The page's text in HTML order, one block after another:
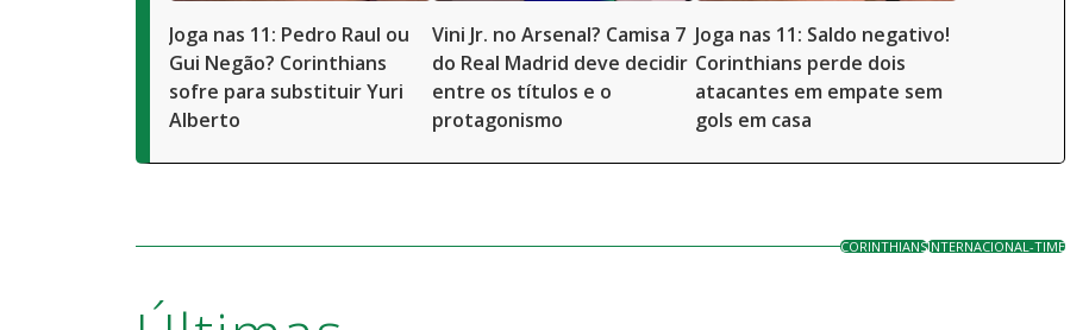
Joga nas 11: Pedro Raul ou
Gui Negão? Corinthians
sofre para substituir Yuri
Alberto
Vini Jr. no Arsenal? Camisa 7
do Real Madrid deve decidir
entre os títulos e o
protagonismo
Joga nas 11: Saldo negativo!
Corinthians perde dois
atacantes em empate sem
gols em casa
CORINTHIANSINTERNACIONAL-TIME